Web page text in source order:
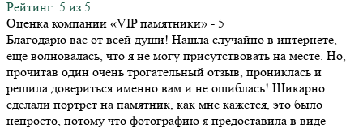
Рейтинг: 5 из 5
Оценка компании «VIP памятники» - 5
Благодарю вас от всей души! Нашла случайно в интернете,
ещё волновалась, что я не могу присутствовать на месте. Но,
прочитав один очень трогательный отзыв, прониклась и
решила довериться именно вам и не ошиблась! Шикарно
сделали портрет на памятник, как мне кажется, это было
непросто, потому что фотографию я предоставила в виде